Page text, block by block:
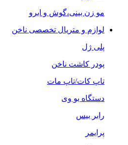
مو زن بینی،گوش و ابرو
لوازم و متریال تخصصی ناخن
پلی ژل
پودر کاشت ناخن
تاپ کات/تاپ مات
دستگاه یو وی
رابر بیس
پرایمر